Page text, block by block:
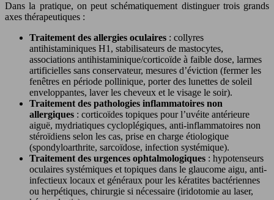
Dans la pratique, on peut schématiquement distinguer trois grands
axes thérapeutiques :
Traitement des allergies oculaires : collyres
antihistaminiques H1, stabilisateurs de mastocytes,
associations antihistaminique/corticoïde à faible dose, larmes
artificielles sans conservateur, mesures d’éviction (fermer les
fenêtres en période pollinique, porter des lunettes de soleil
enveloppantes, laver les cheveux et le visage le soir).
Traitement des pathologies inflammatoires non
allergiques : corticoïdes topiques pour l’uvéite antérieure
aiguë, mydriatiques cycloplégiques, anti-inflammatoires non
stéroïdiens selon les cas, prise en charge étiologique
(spondyloarthrite, sarcoïdose, infection systémique).
Traitement des urgences ophtalmologiques : hypotenseurs
oculaires systémiques et topiques dans le glaucome aigu, anti-
infectieux locaux et généraux pour les kératites bactériennes
ou herpétiques, chirurgie si nécessaire (iridotomie au laser,